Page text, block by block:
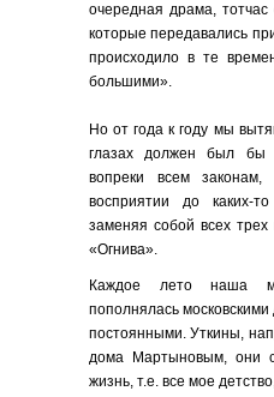
очередная драма,
которые передавались
происходило в те
большими».
Но от года к году мы
глазах должен был бы
вопреки всем
восприятии до каких-
заменяя собой всех трех
«Огнива».
Каждое лето наша
пополнялась
постоянными. Уткины,
дома Мартыновым, они
жизнь, т.е. все мое